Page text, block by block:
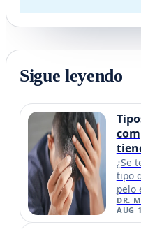
Sigue leyendo
¿Se
tipo
pelo
DR.
AUG